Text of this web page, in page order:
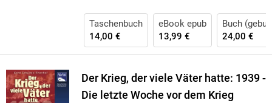
Taschenbuch
14,00 €
eBook epub
13,99 €
Buch
24,00 €
Der Krieg, der viele Väter hatte: 1939 -
Die letzte Woche vor dem Krieg